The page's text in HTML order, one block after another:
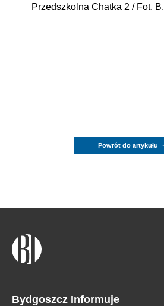
Przedszkolna Chatka 2 / Fot.
Powrót do artykułu
Bydgoszcz Informuje